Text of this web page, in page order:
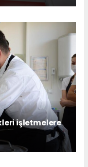
işletmelere